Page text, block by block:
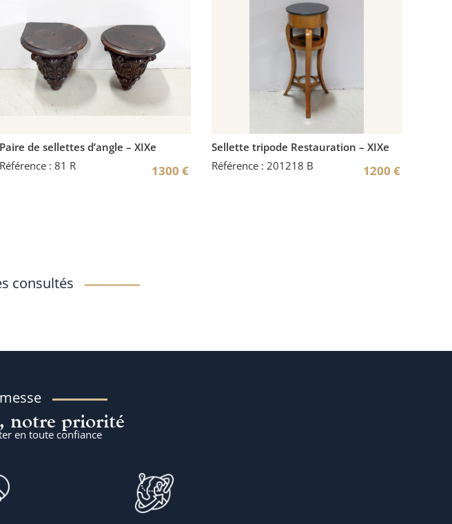
Paire de sellettes d’angle – XIXe
Référence : 81 R
1300 €
Sellette tripode Restauration – XIXe
Référence : 201218 B
1200€
consultés
notre priorité
en toute confiance